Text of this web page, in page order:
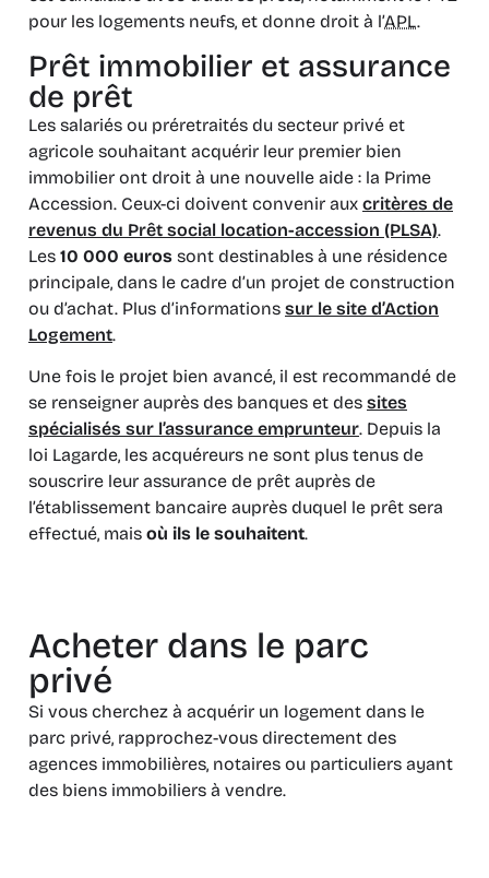
pour les logements neufs, et donne droit à l’APL.
Prêt immobilier et assurance
de prêt
Les salariés ou préretraités du secteur privé et
agricole souhaitant acquérir leur premier bien
immobilier ont droit à une nouvelle aide : la Prime
Accession. Ceux-ci doivent convenir aux critères de
revenus du Prêt social location-accession (PLSA).
Les 10 000 euros sont destinables à une résidence
principale, dans le cadre d’un projet de construction
ou d’achat. Plus d’informations sur le site d’Action
Logement.
Une fois le projet bien avancé, il est recommandé de
se renseigner auprès des banques et des sites
spécialisés sur l’assurance emprunteur. Depuis la
loi Lagarde, les acquéreurs ne sont plus tenus de
souscrire leur assurance de prêt auprès de
l’établissement bancaire auprès duquel le prêt sera
effectué, mais où ils le souhaitent.
Acheter dans le parc
privé
Si vous cherchez à acquérir un logement dans le
parc privé, rapprochez-vous directement des
agences immobilières, notaires ou particuliers ayant
des biens immobiliers à vendre.